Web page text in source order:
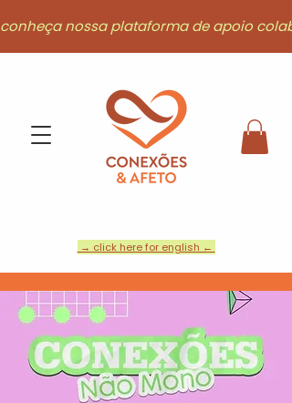
conheça nossa plataforma de apoio
→ click here for english ←